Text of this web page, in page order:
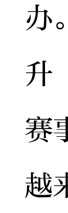
办
升
赛
越